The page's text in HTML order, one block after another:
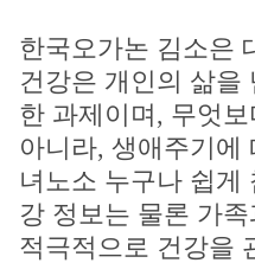
한국오가논 김소은
건강은 개인의 삶을
한 과제이며, 무엇
아니라, 생애주기에
녀노소 누구나 쉽게
강 정보는 물론 가
적극적으로 건강을